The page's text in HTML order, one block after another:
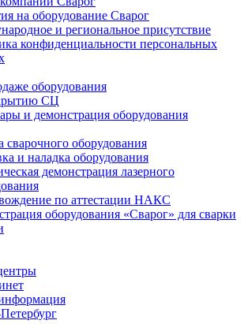
на оборудование Сварог
и региональное присутствие
конфиденциальности персональных
оборудования
СЦ
и демонстрация оборудования
сварочного оборудования
и наладка оборудования
демонстрация лазерного
по аттестации НАКС
оборудования «Сварог» для сварки